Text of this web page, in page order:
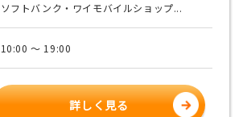
ソフトバンク・ワイモバイルショップ...
10:00 ～ 19:00
詳しく見る